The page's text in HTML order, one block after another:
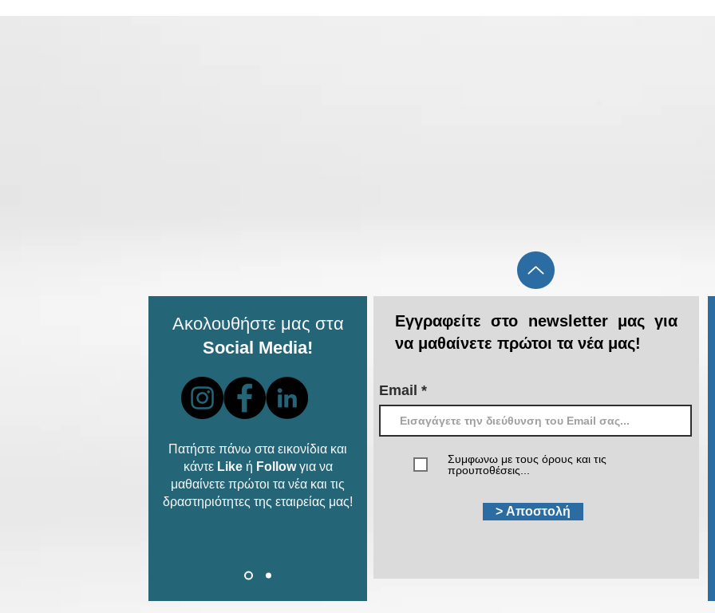
Ακολουθήστε μας στα
Social Media!
Πατήστε πάνω στα εικονίδια και
κάντε Like ή Followγια να
μαθαίνετε πρώτοι τα νέα και τις
δραστηριότητες της εταιρείας μας!
Εγγραφείτε στο newsletter μας για
να μαθαίνετε πρώτοι τα νέα μας!
Email
Συμφωνω με τους όρους και τις
προυποθέσεις...
> Αποστολή